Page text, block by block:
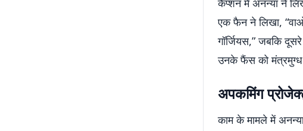
कैप्शन में अनन्या ने
एक फैन ने लिखा,
गॉर्जियस,” जबकि
उनके फैंस को
अपकमिंग
काम के मामले में